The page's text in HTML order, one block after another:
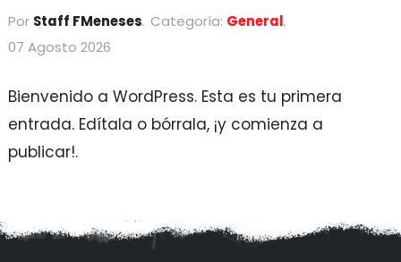
Por Staff FMeneses Categoría: General
07 Agosto 2026
Bienvenido a WordPress. Esta es tu primera
entrada. Edítala o bórrala, ¡y comienza a
publicar!.